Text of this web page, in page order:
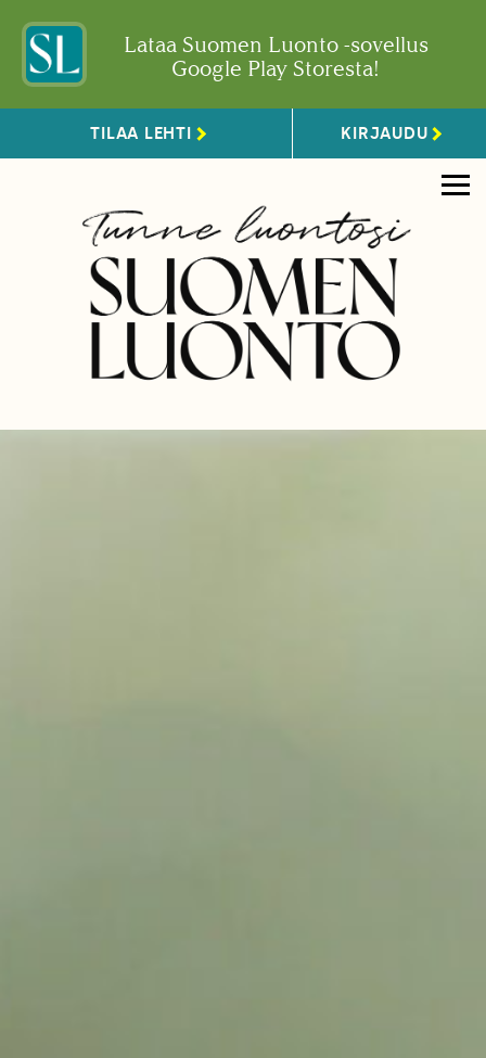
Lataa Suomen Luonto -sovellus
Google Play Storesta!
TILAA LEHTI KIRJAUDU